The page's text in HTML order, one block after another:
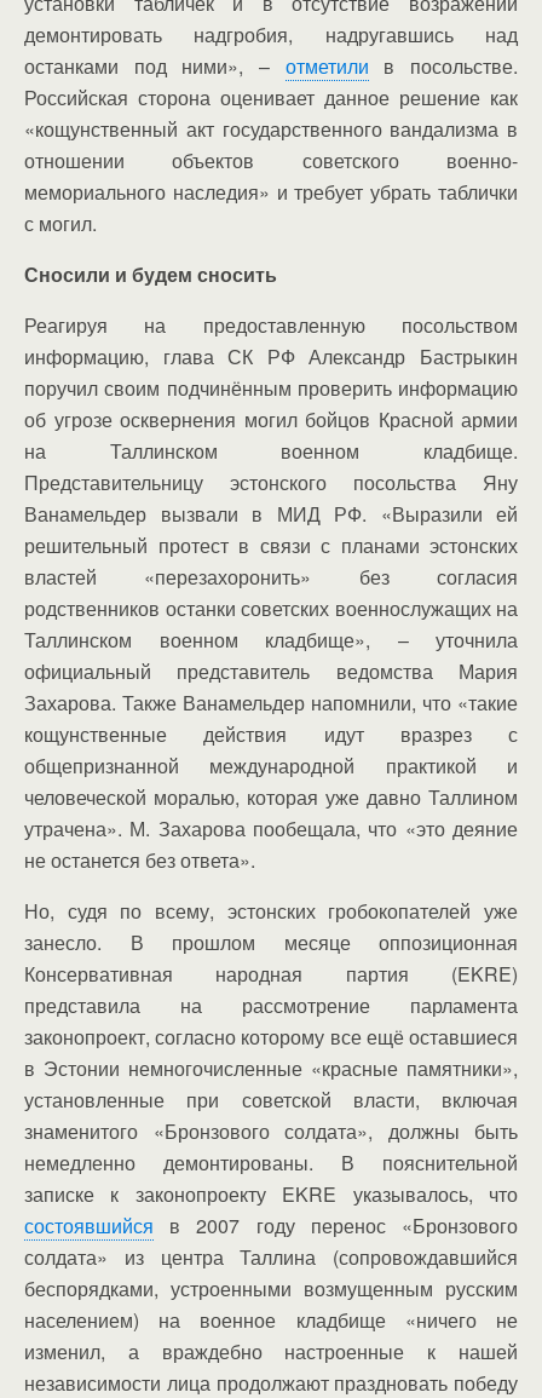
демонтировать надгробия, надругавшись над
останками под ними», – отметили в посольстве.
Российская сторона оценивает данное решение как
«кощунственный акт государственного вандализма в
отношении объектов советского военно-
мемориального наследия» и требует убрать таблички
с могил.
Сносили и будем сносить
Реагируя на предоставленную посольством
информацию, глава СК РФ Александр Бастрыкин
поручил своим подчинённым проверить информацию
об угрозе осквернения могил бойцов Красной армии
на Таллинском военном кладбище.
Представительницу эстонского посольства Яну
Ванамельдер вызвали в МИД РФ. «Выразили ей
решительный протест в связи с планами эстонских
властей «перезахоронить» без согласия
родственников останки советских военнослужащих на
Таллинском военном кладбище», – уточнила
официальный представитель ведомства Мария
Захарова. Также Ванамельдер напомнили, что «такие
кощунственные действия идут вразрез с
общепризнанной международной практикой и
человеческой моралью, которая уже давно Таллином
утрачена». М. Захарова пообещала, что «это деяние
не останется без ответа».
Но, судя по всему, эстонских гробокопателей уже
занесло. В прошлом месяце оппозиционная
Консервативная народная партия (EKRE)
представила на рассмотрение парламента
законопроект, согласно которому все ещё оставшиеся
в Эстонии немногочисленные «красные памятники»,
установленные при советской власти, включая
знаменитого «Бронзового солдата», должны быть
немедленно демонтированы. В пояснительной
записке к законопроекту EKRE указывалось, что
состоявшийся в 2007 году перенос «Бронзового
солдата» из центра Таллина (сопровождавшийся
беспорядками, устроенными возмущенным русским
населением) на военное кладбище «ничего не
изменил, а враждебно настроенные к нашей
независимости лица продолжают праздновать победу